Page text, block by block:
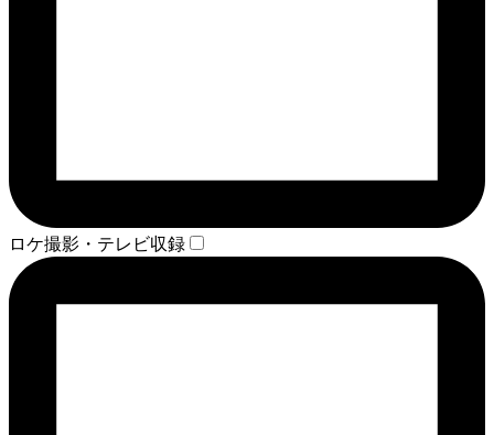
ロケ撮影・テレビ収録